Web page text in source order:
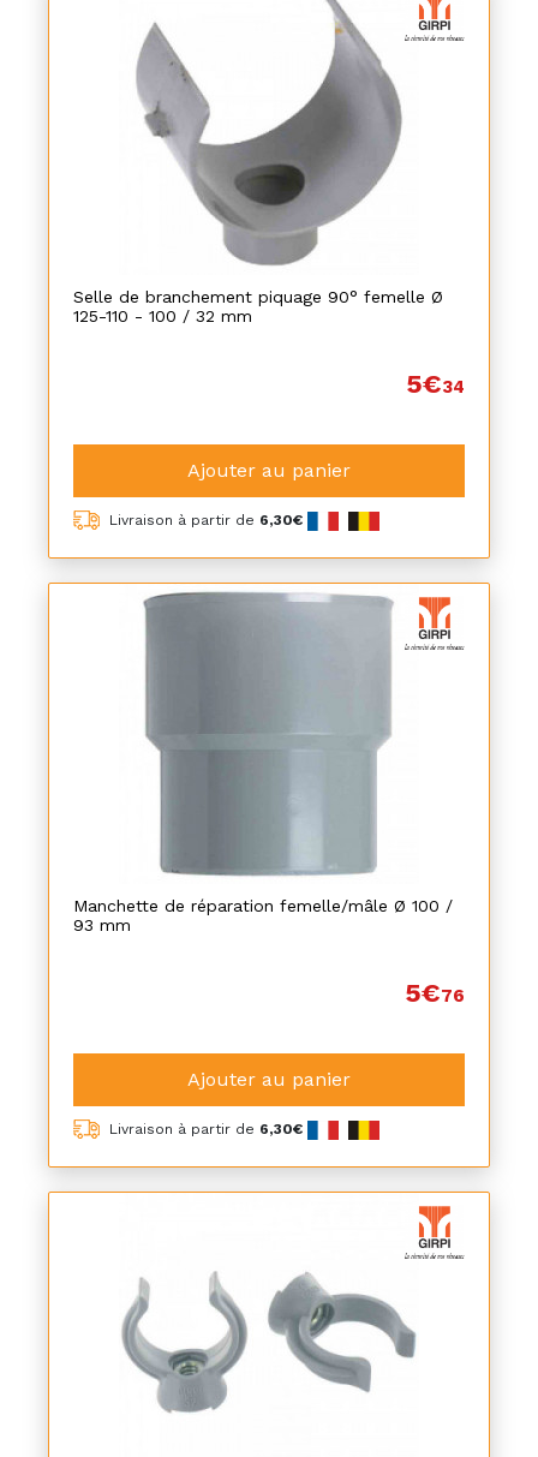
Selle de branchement piquage 90° femelle Ø
125-110 - 100 / 32 mm
5€34
Ajouter au panier
Livraison à partir de 6,30€
Manchette de réparation femelle/mâle Ø 100 /
93 mm
5€76
Ajouter au panier
Livraison à partir de 6,30€